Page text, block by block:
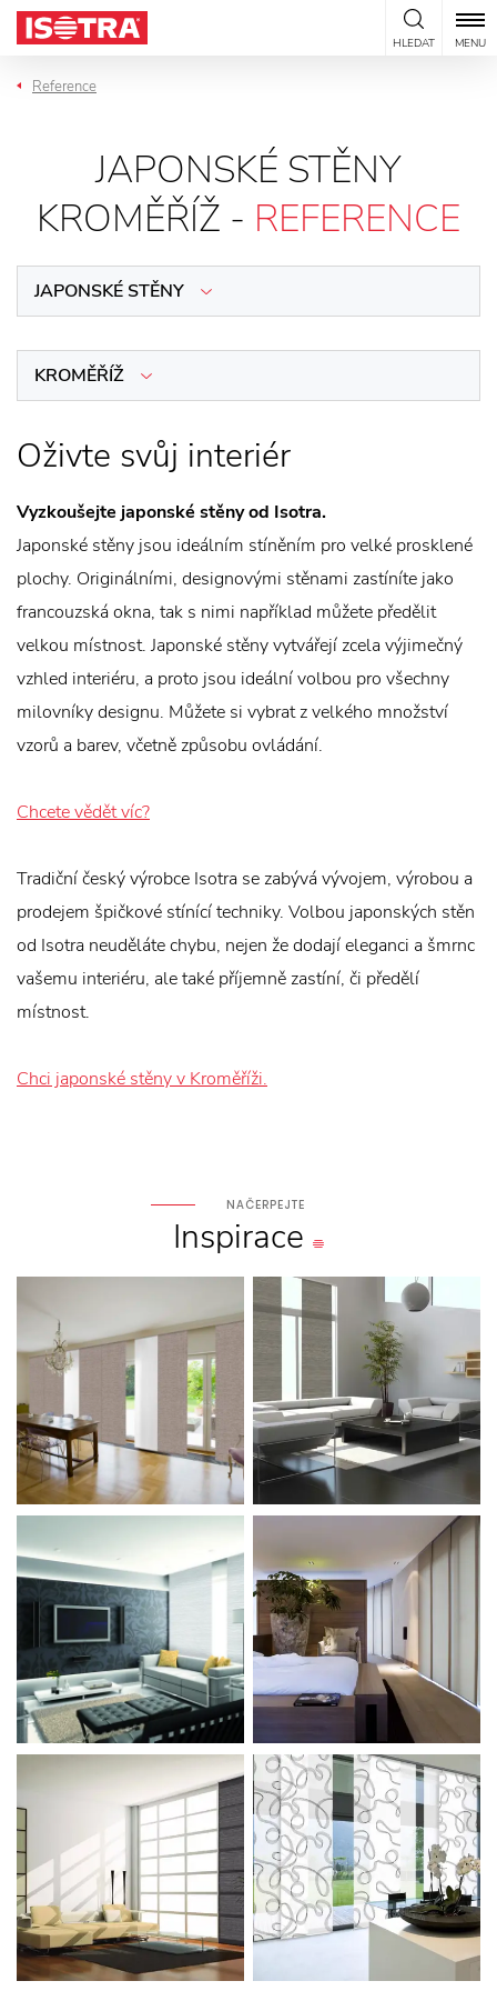
Přeskočit na obsah
HLEDAT MENU
Reference
JAPONSKÉ STĚNY
KROMĚŘÍŽ - REFERENCE
JAPONSKÉ STĚNY
KROMĚŘÍŽ
Oživte svůj interiér
Vyzkoušejte japonské stěny od Isotra.
Japonské stěny jsou ideálním stíněním pro velké prosklené
plochy. Originálními, designovými stěnami zastíníte jako
francouzská okna, tak s nimi například můžete předělit
velkou místnost. Japonské stěny vytvářejí zcela výjimečný
vzhled interiéru, a proto jsou ideální volbou pro všechny
milovníky designu. Můžete si vybrat z velkého množství
vzorů a barev, včetně způsobu ovládání.
Chcete vědět víc?
Tradiční český výrobce Isotra se zabývá vývojem, výrobou a
prodejem špičkové stínící techniky. Volbou japonských stěn
od Isotra neuděláte chybu, nejen že dodají eleganci a šmrnc
vašemu interiéru, ale také příjemně zastíní, či předělí
místnost.
Chci japonské stěny v Kroměříži.
NAČERPEJTE
Inspirace